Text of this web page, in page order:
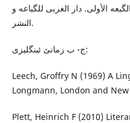
الأولى. دار الغربی للگباعه‌ و
النشر.
ج- ب زمانێ ئینگلیزى:
Leech, Groffry N (1969) A
Longmann, London and New
Plett, Heinrich F (2010)